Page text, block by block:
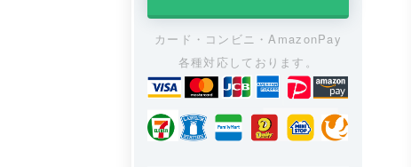
カード・コンビニ・AmazonPay
各種対応しております。